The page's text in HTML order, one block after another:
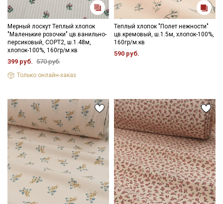
Мерный лоскут Теплый хлопок
"Маленькие розочки" цв.ванильно-
персиковый, СОРТ2, ш.1.48м,
хлопок-100%, 160гр/м.кв
399 руб. 570 руб.
Только онлайн-заказ
Теплый хлопок "Полет нежности"
цв.кремовый, ш.1.5м, хлопок-100%,
160гр/м.кв
590 руб.